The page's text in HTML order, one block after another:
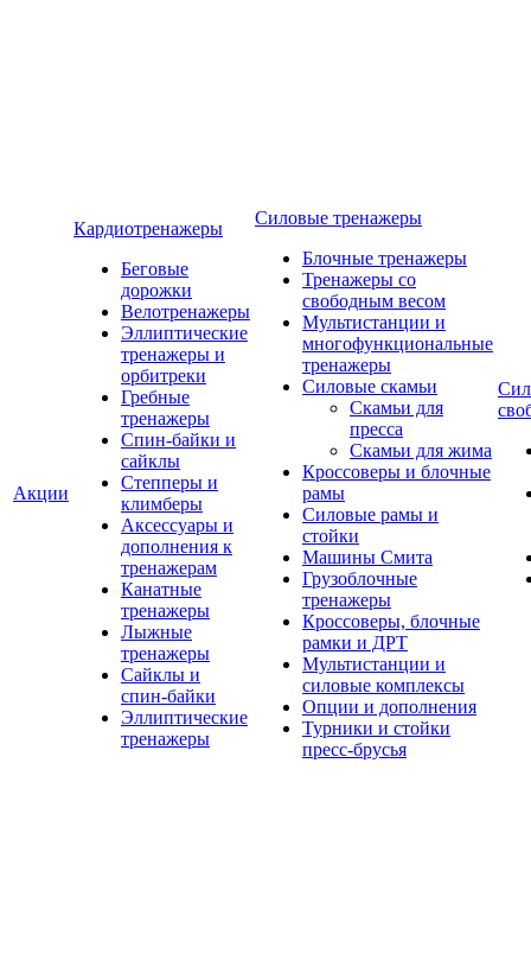
Акции
Кардиотренажеры
Беговые
дорожки
Велотренажеры
Эллиптические
тренажеры и
орбитреки
Гребные
тренажеры
Спин-байки и
сайклы
Степперы и
климберы
Аксессуары и
дополнения к
тренажерам
Канатные
тренажеры
Лыжные
тренажеры
Сайклы и
спин-байки
Эллиптические
тренажеры
Силовые тренажеры
Блочные тренажеры
Тренажеры со
свободным весом
Мультистанции и
многофункциональные
тренажеры
Силовые скамьи
Скамьи для
пресса
Скамьи для жима
Кроссоверы и блочные
рамы
Силовые рамы и
стойки
Машины Смита
Грузоблочные
тренажеры
Кроссоверы, блочные
рамки и ДРТ
Мультистанции и
силовые комплексы
Опции и дополнения
Турники и стойки
пресс-брусья